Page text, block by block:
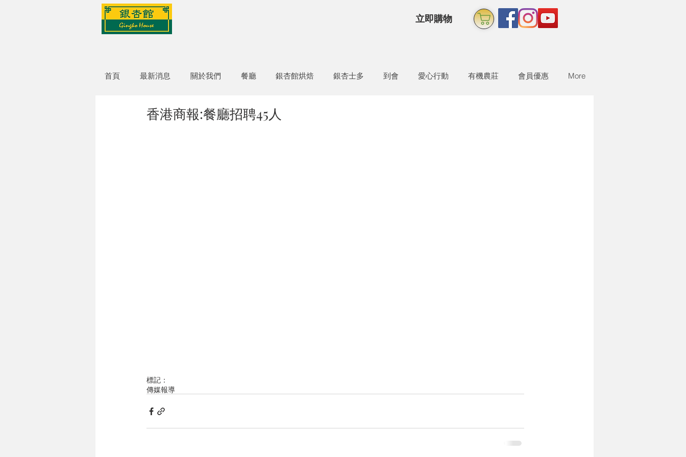
立即購物
首頁 最新消息 關於我們 餐廳 銀杏館烘焙 銀杏士多 到會 愛心行動 有機農莊 會員優惠 More
香港商報:餐廳招聘45人
標記：
傳媒報導